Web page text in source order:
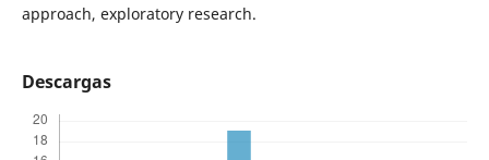
approach, exploratory research.
Descargas